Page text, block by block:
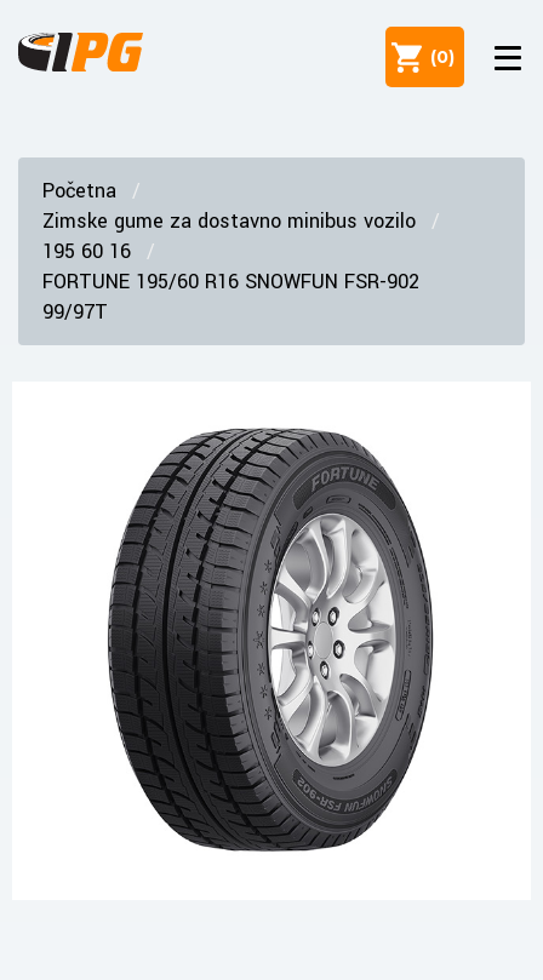
(0)
Početna
Zimske gume za dostavno minibus vozilo
195 60 16
FORTUNE 195/60 R16 SNOWFUN FSR-902
99/97T